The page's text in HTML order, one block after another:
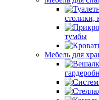
столики,
тумбы
Мебель для